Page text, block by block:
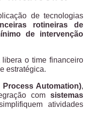
de tecnologias
rotineiras de
de intervenção
o time financeiro
estratégica.
Process Automation),
com sistemas
atividades